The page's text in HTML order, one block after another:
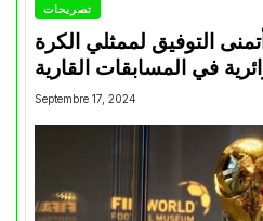
تصريحات
التوفيق لممثلي الكرة
Septembre 17, 2024